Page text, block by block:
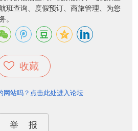
班查询、度假预订、商旅管理、为您
。
收藏
网站吗？点击此处进入论坛
举 报